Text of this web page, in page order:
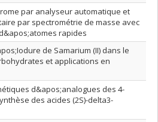
par analyseur automatique et
par spectrométrie de masse avec
rapides
de Samarium (II) dans le
et applications en
d&apos;analogues des 4-
des acides (2S)-delta3-